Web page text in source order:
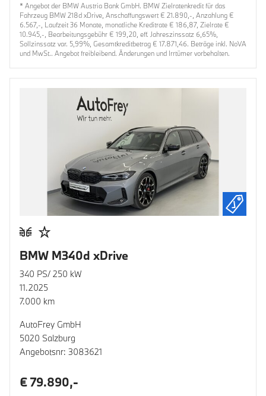
* Angebot der BMW Austria Bank GmbH. BMW Zielratenkredit für das
Fahrzeug BMW 218d xDrive, Anschaffungswert € 21.890,-, Anzahlung €
6.567,-, Laufzeit 36 Monate, monatliche Kreditrate € 186,87, Zielrate €
10.945,-, Bearbeitungsgebühr € 199,20, eff. Jahreszinssatz 6,65%,
Sollzinssatz var. 5,99%, Gesamtkreditbetrag € 17.871,46. Beträge inkl. NoVA
und MwSt.. Angebot freibleibend. Änderungen und Irrtümer vorbehalten.
BMW M340d xDrive
340 PS/ 250 kW
11.2025
7.000 km
AutoFrey GmbH
5020 Salzburg
Angebotsnr: 3083621
€ 79.890,-